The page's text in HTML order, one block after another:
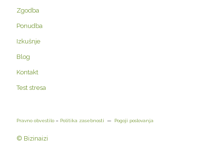
Zgodba
Ponudba
Izkušnje
Blog
Kontakt
Test stresa
Pravno obvestilo– Politika zasebnosti — Pogoji poslovanja
© Bizinaizi